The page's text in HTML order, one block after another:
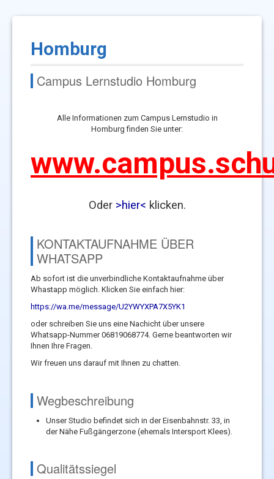
Homburg
Campus Lernstudio Homburg
Alle Informationen zum Campus Lernstudio in
Homburg finden Sie unter:
Oder >hier< klicken.
KONTAKTAUFNAHME ÜBER
WHATSAPP
Ab sofort ist die unverbindliche Kontaktaufnahme über
Whastapp möglich. Klicken Sie einfach hier:
https://wa.me/message/U2YWYXPA7X5YK1
oder schreiben Sie uns eine Nachicht über unsere
Whatsapp-Nummer 06819068774. Gerne beantworten wir
Ihnen Ihre Fragen.
Wir freuen uns darauf mit Ihnen zu chatten.
Wegbeschreibung
Unser Studio befindet sich in der Eisenbahnstr. 33, in
der Nähe Fußgängerzone (ehemals Intersport Klees).
Qualitätssiegel